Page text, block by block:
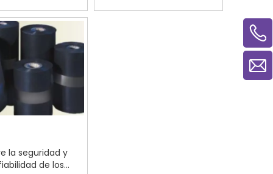
resistencia a altas
la seguridad y
de los